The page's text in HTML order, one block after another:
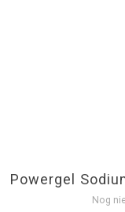
Powergel
Nog